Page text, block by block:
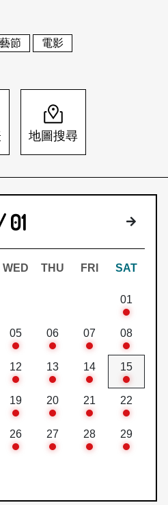
English
登入/註冊
節
電影
地圖搜尋
01 下個月
WED THU FRI SAT
01
05 06 07 08
12 13 14 15
19 20 21 22
26 27 28 29